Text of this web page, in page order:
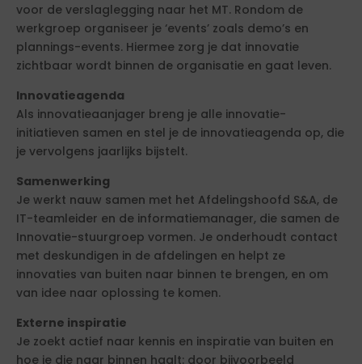
voor de verslaglegging naar het MT. Rondom de
werkgroep organiseer je ‘events’ zoals demo’s en
plannings-events. Hiermee zorg je dat innovatie
zichtbaar wordt binnen de organisatie en gaat leven.
Innovatieagenda
Als innovatieaanjager breng je alle innovatie-
initiatieven samen en stel je de innovatieagenda op, die
je vervolgens jaarlijks bijstelt.
Samenwerking
Je werkt nauw samen met het Afdelingshoofd S&A, de
IT-teamleider en de informatiemanager, die samen de
Innovatie-stuurgroep vormen. Je onderhoudt contact
met deskundigen in de afdelingen en helpt ze
innovaties van buiten naar binnen te brengen, en om
van idee naar oplossing te komen.
Externe inspiratie
Je zoekt actief naar kennis en inspiratie van buiten en
hoe je die naar binnen haalt: door bijvoorbeeld